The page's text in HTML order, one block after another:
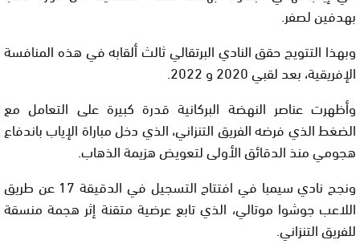
بهدفين لصفر.
وبهذا التتويج حقق النادي البرتقالي ثالث ألقابه في هذه المنافسة
الإفريقية، بعد لقبي 2020 و 2022.
وأظهرت عناصر النهضة البركانية قدرة كبيرة على التعامل مع
الضغط الذي فرضه الفريق التنزاني، الذي دخل مباراة الإياب باندفاع
هجومي منذ الدقائق الأولى لتعويض هزيمة الذهاب.
ونجح نادي سيمبا في افتتاح التسجيل في الدقيقة 17 عن طريق
اللاعب جوشوا موتالي، الذي تابع عرضية متقنة إثر هجمة منسقة
للفريق التنزاني.